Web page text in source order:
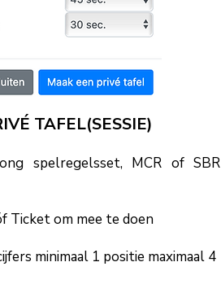
TAFEL(SESSIE)
spelregelsset, MCR of SBR
Ticket om mee te doen
minimaal 1 positie maximaal 4